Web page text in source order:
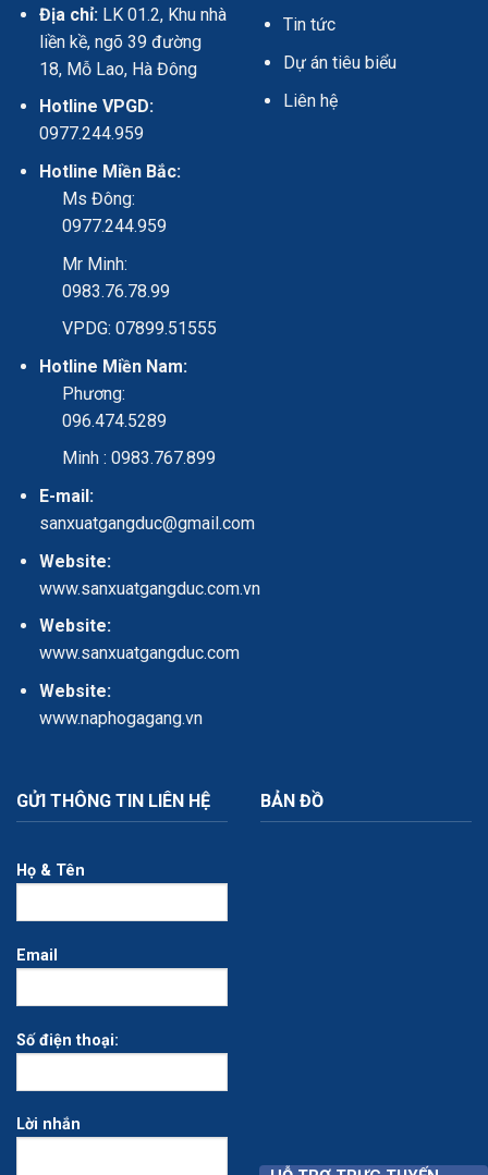
Địa chỉ:LK 01.2, Khu nhà
liền kề, ngõ 39 đường
18, Mỗ Lao, Hà Đông
Hotline VPGD:
0977.244.959
Hotline Miền Bắc:
Ms Đông:
0977.244.959
Mr Minh:
0983.76.78.99
VPDG: 07899.51555
Hotline Miền Nam:
Phương:
096.474.5289
Minh : 0983.767.899
E-mail:
sanxuatgangduc@gmail.com
Website:
www.sanxuatgangduc.com.vn
Website:
www.sanxuatgangduc.com
Website:
www.naphogagang.vn
Tin tức
Dự án tiêu biểu
Liên hệ
GỬI THÔNG TIN LIÊN HỆ
Họ & Tên
Email
Số điện thoại:
Lời nhắn
BẢN ĐỒ